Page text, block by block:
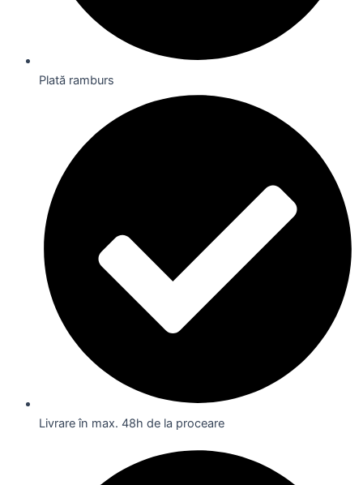
Plată ramburs
Livrare în max. 48h de la proceare